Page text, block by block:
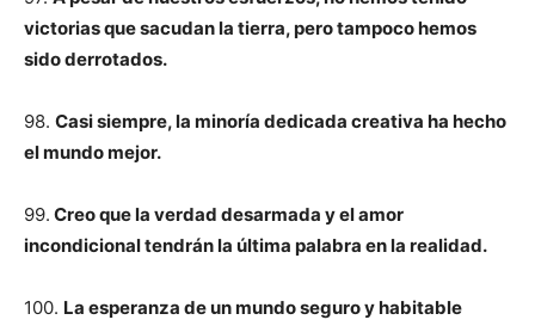
victorias que sacudan la tierra, pero tampoco hemos
sido derrotados.
98. Casi siempre, la minoría dedicada creativa ha hecho
el mundo mejor.
99. Creo que la verdad desarmada y el amor
incondicional tendrán la última palabra en la realidad.
100. La esperanza de un mundo seguro y habitable